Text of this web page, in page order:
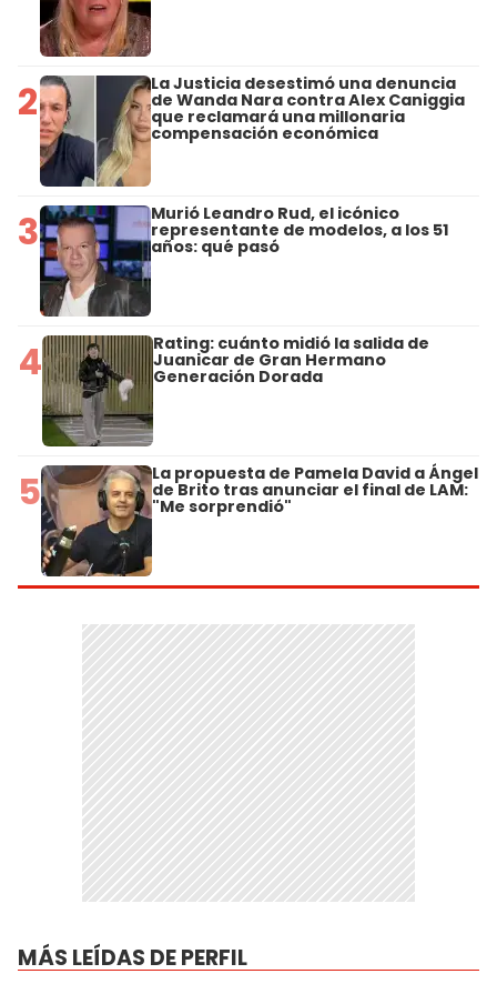
2 La Justicia desestimó una denuncia
de Wanda Nara contra Alex Caniggia
que reclamará una millonaria
compensación económica
3 Murió Leandro Rud, el icónico
representante de modelos, a los 51
años: qué pasó
4 Rating: cuánto midió la salida de
Juanicar de Gran Hermano
Generación Dorada
5 La propuesta de Pamela David a Ángel
de Brito tras anunciar el final de LAM:
"Me sorprendió"
MÁS LEÍDAS DE PERFIL